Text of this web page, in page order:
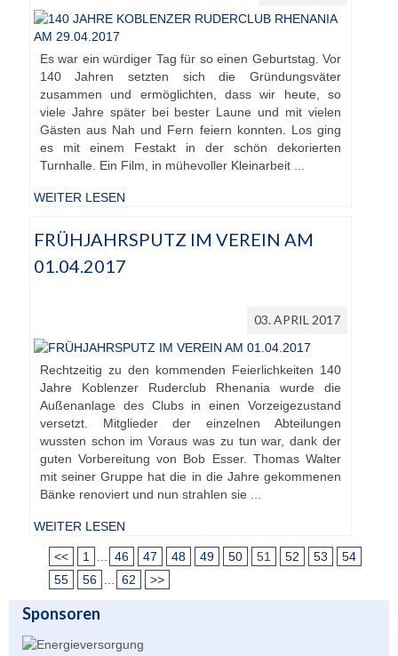
Es war ein würdiger Tag für so einen Geburtstag. Vor
140 Jahren setzten sich die Gründungsväter
zusammen und ermöglichten, dass wir heute, so
viele Jahre später bei bester Laune und mit vielen
Gästen aus Nah und Fern feiern konnten. Los ging
es mit einem Festakt in der schön dekorierten
Turnhalle. Ein Film, in mühevoller Kleinarbeit ...
WEITER LESEN
FRÜHJAHRSPUTZ IM VEREIN AM
01.04.2017
03. APRIL 2017
Rechtzeitig zu den kommenden Feierlichkeiten 140
Jahre Koblenzer Ruderclub Rhenania wurde die
Außenanlage des Clubs in einen Vorzeigezustand
versetzt. Mitglieder der einzelnen Abteilungen
wussten schon im Voraus was zu tun war, dank der
guten Vorbereitung von Bob Esser. Thomas Walter
mit seiner Gruppe hat die in die Jahre gekommenen
Bänke renoviert und nun strahlen sie ...
WEITER LESEN
<< 1 ... 46 47 48 49 50 51 52 53
54
55
56 ... 62 >>
Sponsoren